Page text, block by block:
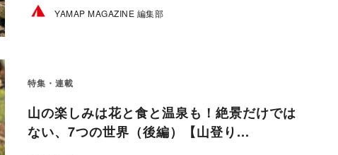
YAMAP MAGAZINE 編集部
特集・連載
山の楽しみは花と食と温泉も！絶景だけでは
ない、7つの世界（後編）【山登り...